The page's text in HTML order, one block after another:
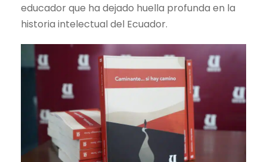
educador que ha dejado huella profunda en la
historia intelectual del Ecuador.